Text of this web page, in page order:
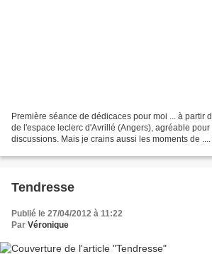
Première séance de dédicaces pour moi ... à partir
de l'espace leclerc d'Avrillé (Angers), agréable
discussions. Mais je crains aussi les moments de
Tendresse
Publié le 27/04/2012 à 11:22
Par Véronique